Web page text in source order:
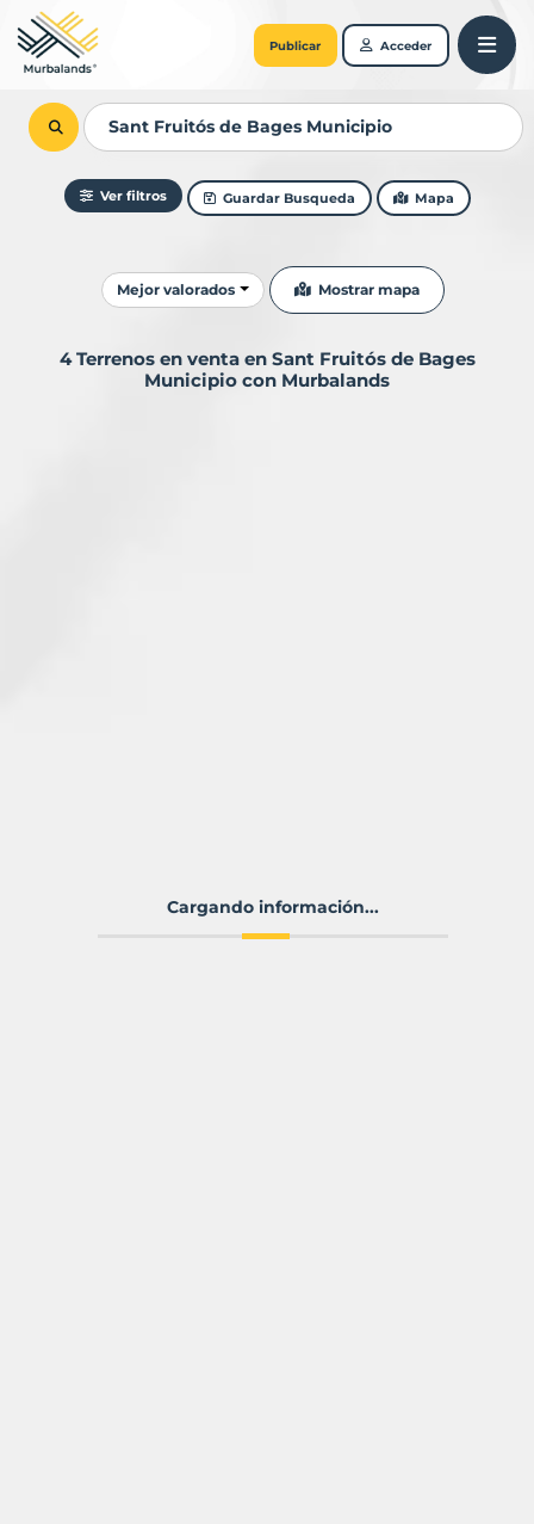
Publicar Acceder
Ver filtros Guardar Busqueda Mapa
Ordenar resultados
Mejor valorados Mostrar mapa
4 Terrenos en venta en Sant Fruitós de Bages
Municipio con Murbalands
Cargando información...